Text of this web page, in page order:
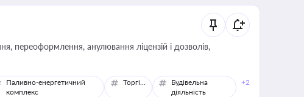
переоформлення, анулювання ліцензій і дозволів,
Паливно-енергетичний
комплекс
Торгівля
Будівельна
діяльність
+2